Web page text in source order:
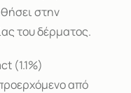
στην
του δέρματος.
(1.1%)
από